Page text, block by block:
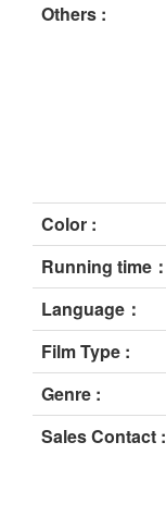
Others :
Color :
Running time：
Language：
Film Type :
Genre :
Sales Contact :